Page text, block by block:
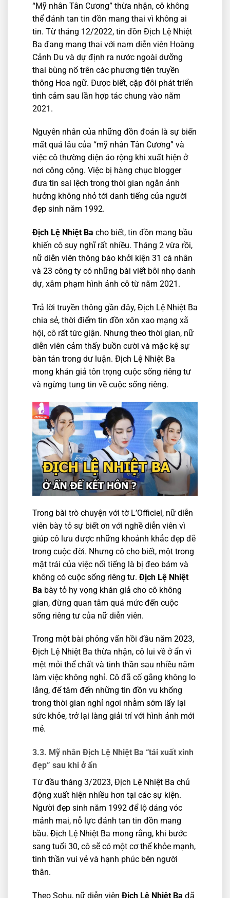
“Mỹ nhân Tân Cương” thừa nhận, cô không
thể đánh tan tin đồn mang thai vì không ai
tin. Từ tháng 12/2022, tin đồn Địch Lệ Nhiệt
Ba đang mang thai với nam diễn viên Hoàng
Cảnh Du và dự định ra nước ngoài dưỡng
thai bùng nổ trên các phương tiện truyền
thông Hoa ngữ. Được biết, cặp đôi phát triển
tình cảm sau lần hợp tác chung vào năm
2021.
Nguyên nhân của những đồn đoán là sự biến
mất quá lâu của “mỹ nhân Tân Cương” và
việc cô thường diện áo rộng khi xuất hiện ở
nơi công cộng. Việc bị hàng chục blogger
đưa tin sai lệch trong thời gian ngắn ảnh
hưởng không nhỏ tới danh tiếng của người
đẹp sinh năm 1992.
Địch Lệ Nhiệt Ba cho biết, tin đồn mang bầu
khiến cô suy nghĩ rất nhiều. Tháng 2 vừa rồi,
nữ diễn viên thông báo khởi kiện 31 cá nhân
và 23 công ty có những bài viết bôi nhọ danh
dự, xâm phạm hình ảnh cô từ năm 2021.
Trả lời truyền thông gần đây, Địch Lệ Nhiệt Ba
chia sẻ, thời điểm tin đồn xôn xao mạng xã
hội, cô rất tức giận. Nhưng theo thời gian, nữ
diễn viên cảm thấy buồn cười và mặc kệ sự
bàn tán trong dư luận. Địch Lệ Nhiệt Ba
mong khán giả tôn trọng cuộc sống riêng tư
và ngừng tung tin về cuộc sống riêng.
Trong bài trò chuyện với tờ L’Officiel, nữ diễn
viên bày tỏ sự biết ơn với nghề diễn viên vì
giúp cô lưu được những khoảnh khắc đẹp đẽ
trong cuộc đời. Nhưng cô cho biết, một trong
mặt trái của việc nổi tiếng là bị đeo bám và
không có cuộc sống riêng tư. Địch Lệ Nhiệt
Ba bày tỏ hy vọng khán giả cho cô không
gian, đừng quan tâm quá mức đến cuộc
sống riêng tư của nữ diễn viên.
Trong một bài phỏng vấn hồi đầu năm 2023,
Địch Lệ Nhiệt Ba thừa nhận, cô lui về ở ẩn vì
mệt mỏi thể chất và tinh thần sau nhiều năm
làm việc không nghỉ. Cô đã cố gắng không lo
lắng, để tâm đến những tin đồn vu khống
trong thời gian nghỉ ngơi nhằm sớm lấy lại
sức khỏe, trở lại làng giải trí với hình ảnh mới
mẻ.
3.3. Mỹ nhân Địch Lệ Nhiệt Ba “tái xuất xinh
đẹp” sau khi ở ẩn
Từ đầu tháng 3/2023, Địch Lệ Nhiệt Ba chủ
động xuất hiện nhiều hơn tại các sự kiện.
Người đẹp sinh năm 1992 để lộ dáng vóc
mảnh mai, nỗ lực đánh tan tin đồn mang
bầu. Địch Lệ Nhiệt Ba mong rằng, khi bước
sang tuổi 30, cô sẽ có một cơ thể khỏe mạnh,
tinh thần vui vẻ và hạnh phúc bên người
thân.
Theo Sohu, nữ diễn viên Địch Lệ Nhiệt Ba đã